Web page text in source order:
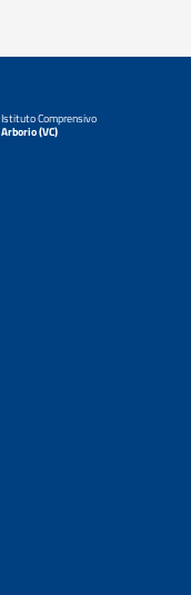
Istituto Comprensivo
Arborio (VC)